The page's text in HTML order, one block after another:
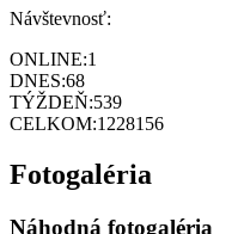
Návštevnosť:
ONLINE:1
DNES:68
TÝŽDEŇ:539
CELKOM:1228156
Fotogaléria
Náhodná fotogaléria